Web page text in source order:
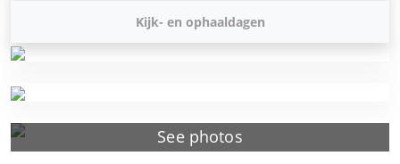
See photos
Kijk- en ophaaldagen